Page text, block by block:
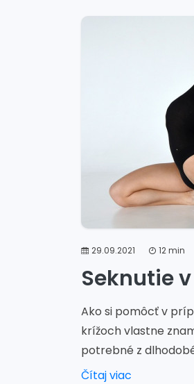
29.09.2021 12 min
Seknutie
Ako si pomôcť v
krížoch vlastne
potrebné z
Čítaj viac